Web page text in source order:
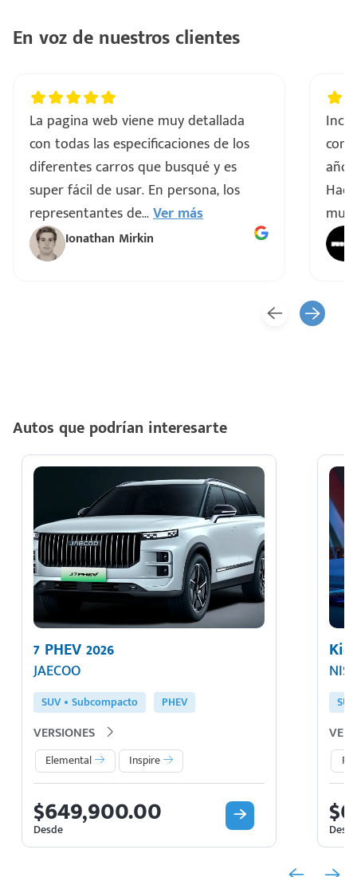
En voz de nuestros clientes
La pagina web viene muy detallada
con todas las especificaciones de los
diferentes carros que busqué y es
super fácil de usar. En persona, los
representantes de...Ver más
Ionathan Mirkin
muy
Autos que podrían interesarte
7 PHEV 2026
JAECOO
SUV Subcompacto PHEV
VERSIONES
Elemental Inspire
$649,900.00
Desde
SUV